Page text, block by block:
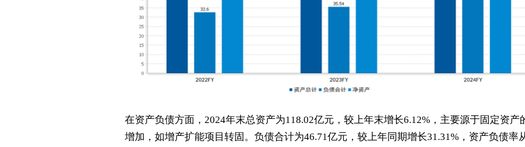
在资产负债方面，2024年末总资产为118.02亿元，较上年末增长6.12%，主要源于固定资产
增加，如增产扩能项目转固。负债合计为46.71亿元，较上年同期增长31.31%，资产负债率